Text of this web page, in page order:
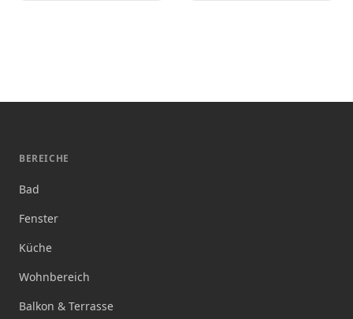
BEREICHE
Bad
Fenster
Küche
Wohnbereich
Balkon & Terrasse